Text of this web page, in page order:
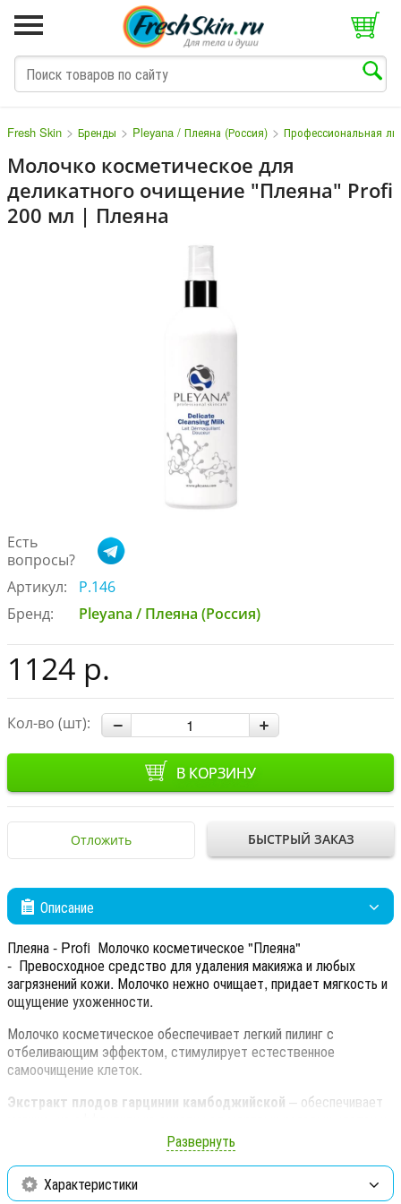
Fresh Skin > Бренды > Pleyana / Плеяна (Россия) > Профессиональная
Молочко косметическое для
деликатного очищение "Плеяна" Profi
200 мл | Плеяна
Есть
вопросы?
Артикул:
Р.146
Бренд:
Pleyana / Плеяна (Россия)
1124 р.
Кол-во (шт):
В КОРЗИНУ
Отложить БЫСТРЫЙ ЗАКАЗ
Описание
Плеяна - Profi Молочко косметическое "Плеяна"
- Превосходное средство для удаления макияжа и любых
загрязнений кожи. Молочко нежно очищает, придает мягкость и
ощущение ухоженности.
Молочко косметическое обеспечивает легкий пилинг с
отбеливающим эффектом, стимулирует естественное
самоочищение клеток.
Экстракт плодов гарцинии камбоджийской – обеспечивает
ускоряет процесс обновления эпидермиса. Улучшает цвет лица,
поддерживает оптимальный рН-баланс кожи, оказывает
смягчающее воздействие на сухую и очень сухую кожу,
раскрывает и очищает поры.
Развернуть
Характеристики
M N O P Q